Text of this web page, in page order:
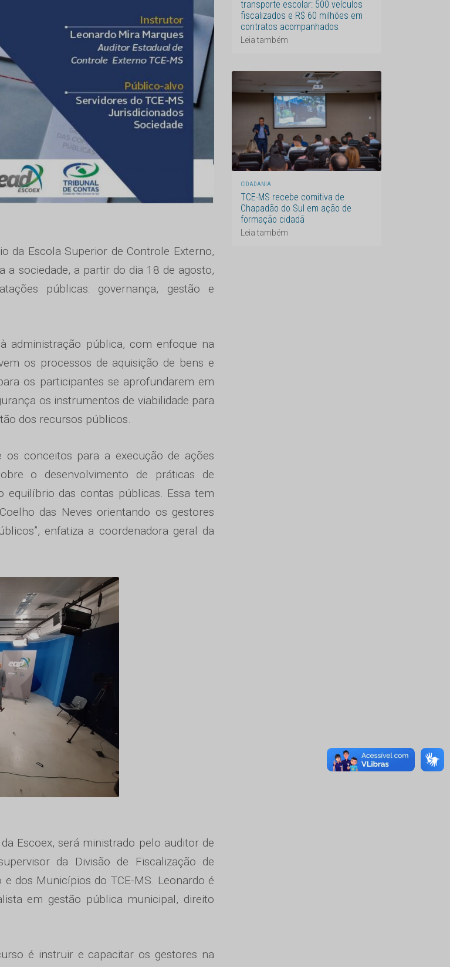
da Escola Superior de Controle Externo,
a sociedade, a partir do dia 18 de agosto,
públicas: governança, gestão e
administração pública, com enfoque na
os processos de aquisição de bens e
os participantes se aprofundarem em
os instrumentos de viabilidade para
dos recursos públicos.
conceitos para a execução de ações
o desenvolvimento de práticas de
equilíbrio das contas públicas. Essa tem
das Neves orientando os gestores
enfatiza a coordenadora geral da
Escoex, será ministrado pelo auditor de
da Divisão de Fiscalização de
dos Municípios do TCE-MS. Leonardo é
em gestão pública municipal, direito
é instruir e capacitar os gestores na
transporte escolar: 500 veículos
fiscalizados e R$ 60 milhões em
contratos acompanhados
Leia também
CIDADANIA
TCE-MS recebe comitiva de
Chapadão do Sul em ação de
formação cidadã
Leia também